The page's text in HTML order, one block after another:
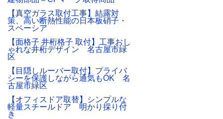
【真空ガラス取付工事】結露対
策、高い断熱性能の日本板硝子・
スペーシア
【面格子 井桁格子 取付】工事おし
ゃれな井桁デザイン 名古屋市緑
区
【目隠しルーバー取付】プライバ
シーを保護しながら通気もOK 名
古屋市緑区
【オフィスドア取替】シンプルな
軽量スチールドア 明かり採り付
き